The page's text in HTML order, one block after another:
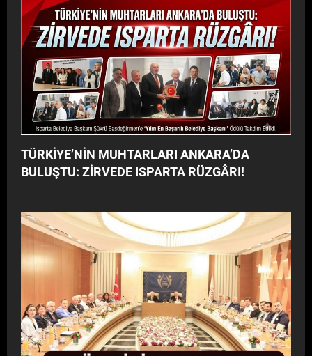
TÜRKİYE’NİN MUHTARLARI ANKARA’DA
BULUŞTU: ZİRVEDE ISPARTA RÜZGÂRI!